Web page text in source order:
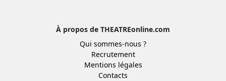
À propos de THEATREonline.com
Qui sommes-nous ?
Recrutement
Mentions légales
Contacts